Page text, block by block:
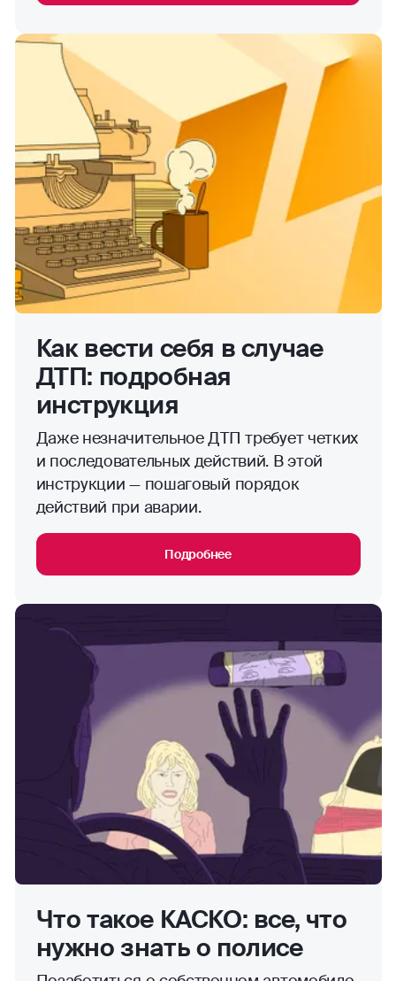
Как вести себя в случае
ДТП: подробная
инструкция
Даже незначительное ДТП требует четких
и последовательных действий. В этой
инструкции — пошаговый порядок
действий при аварии.
Подробнее
Что такое КАСКО: все, что
нужно знать о полисе